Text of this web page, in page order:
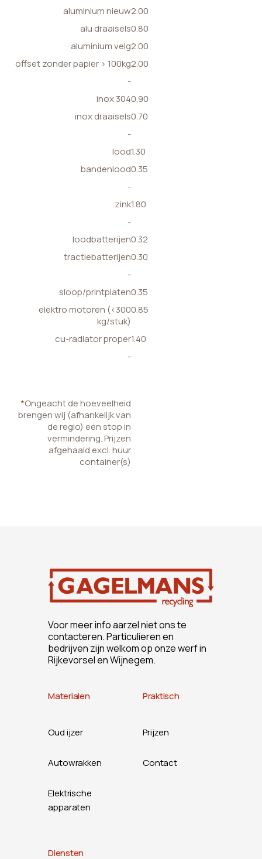
aluminium nieuw2.00
alu draaisels0.80
aluminium velg2.00
offset zonder papier > 100kg2.00
-
inox 3040.90
inox draaisels0.70
-
lood1.30
bandenlood0.35
-
zink1.80
-
loodbatterijen0.32
tractiebatterijen0.30
-
sloop/printplaten0.35
elektro motoren (<300
kg/stuk)
0.85
cu-radiator proper1.40
-
*Ongeacht de hoeveelheid
brengen wij (afhankelijk van
de regio) een stop in
vermindering. Prijzen
afgehaald excl. huur
container(s)
Voor meer info aarzel niet ons te
contacteren. Particulieren en
bedrijven zijn welkom op onze werf in
Rijkevorsel en Wijnegem.
Materialen
Oud ijzer
Autowrakken
Elektrische
apparaten
Praktisch
Prijzen
Contact
Diensten